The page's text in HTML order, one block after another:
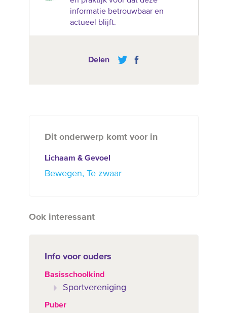
informatie betrouwbaar en
actueel blijft.
Delen
Dit onderwerp komt voor in
Lichaam & Gevoel
Bewegen Te zwaar
Ook interessant
Info voor ouders
Basisschoolkind
Sportvereniging
Puber